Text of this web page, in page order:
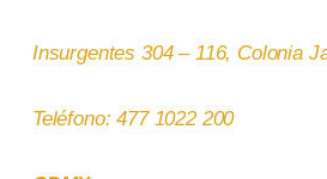
Insurgentes 304 – 116, Colonia
Teléfono: 477 1022 200